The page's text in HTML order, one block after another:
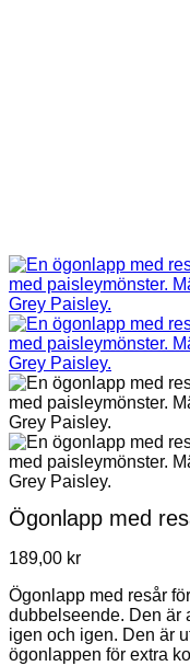
Ögonlapp med
189,00 kr
Ögonlapp med resår
dubbelseende. Den är
igen och igen. Den är
ögonlappen för extra